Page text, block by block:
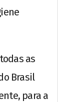
as
Brasil
para a